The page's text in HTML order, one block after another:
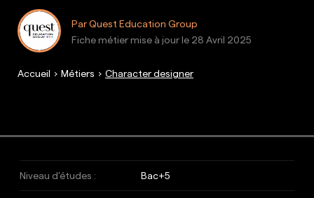
Par Quest Education Group
Fiche métier mise à jour le 28 Avril 2025
Accueil Métiers Character designer
Niveau d’études : Bac+5